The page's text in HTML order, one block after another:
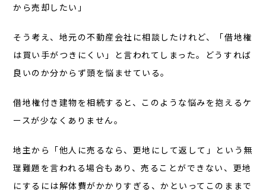
から売却したい」
そう考え、地元の不動産会社に相談したけれど、「借地権
は買い手がつきにくい」と言われてしまった。どうすれば
良いのか分からず頭を悩ませている。
借地権付き建物を相続すると、このような悩みを抱えるケ
ースが少なくありません。
地主から「他人に売るなら、更地にして返して」という無
理難題を言われる場合もあり、売ることができない、更地
にするには解体費がかかりすぎる、かといってこのままで